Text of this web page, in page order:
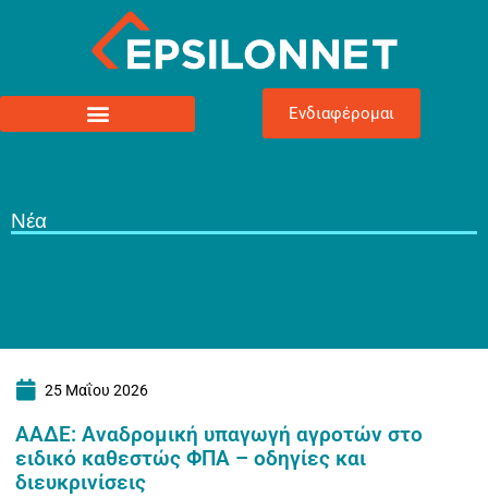
Ενδιαφέρομαι
Νέα
25 Μαΐου 2026
ΑΑΔΕ: Αναδρομική υπαγωγή αγροτών στο
ειδικό καθεστώς ΦΠΑ – οδηγίες και
διευκρινίσεις